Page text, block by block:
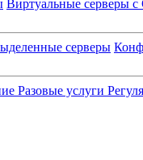
Виртуальные серверы с
серверы
Разовые услуги